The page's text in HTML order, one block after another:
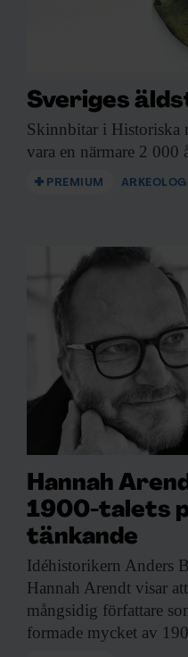
Sveriges
Skinnbitar i Historiska
vara en närmare 2 000
PREMIUM ARKEOLOGI
Hannah
1900-talets
tänkande
Idéhistorikern Anders
Hannah Arendt visar
mångsidig författare
formade mycket av